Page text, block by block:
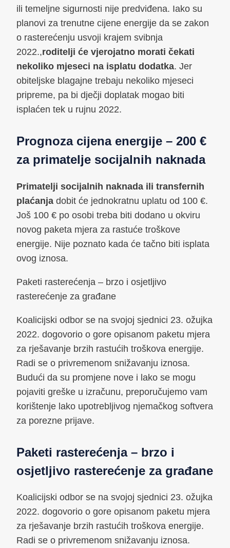
ili temeljne sigurnosti nije predviđena. Iako su
planovi za trenutne cijene energije da se zakon
o rasterećenju usvoji krajem svibnja
2022.,roditelji će vjerojatno morati čekati
nekoliko mjeseci na isplatu dodatka. Jer
obiteljske blagajne trebaju nekoliko mjeseci
pripreme, pa bi dječji doplatak mogao biti
isplaćen tek u rujnu 2022.
Prognoza cijena energije – 200 €
za primatelje socijalnih naknada
Primatelji socijalnih naknada ili transfernih
plaćanja dobit će jednokratnu uplatu od 100 €.
Još 100 € po osobi treba biti dodano u okviru
novog paketa mjera za rastuće troškove
energije. Nije poznato kada će tačno biti isplata
ovog iznosa.
Paketi rasterećenja – brzo i osjetljivo
rasterećenje za građane
Koalicijski odbor se na svojoj sjednici 23. ožujka
2022. dogovorio o gore opisanom paketu mjera
za rješavanje brzih rastućih troškova energije.
Radi se o privremenom snižavanju iznosa.
Budući da su promjene nove i lako se mogu
pojaviti greške u izračunu, preporučujemo vam
korištenje lako upotrebljivog njemačkog softvera
za porezne prijave.
Paketi rasterećenja – brzo i
osjetljivo rasterećenje za građane
Koalicijski odbor se na svojoj sjednici 23. ožujka
2022. dogovorio o gore opisanom paketu mjera
za rješavanje brzih rastućih troškova energije.
Radi se o privremenom snižavanju iznosa.